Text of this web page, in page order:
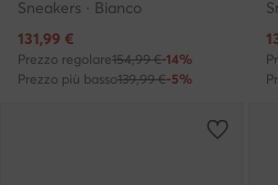
Sneakers · Bianco
Prezzo attuale
131,99 €
Prezzo regolare154,99 €-14%
Prezzo più basso139,99 €-5%